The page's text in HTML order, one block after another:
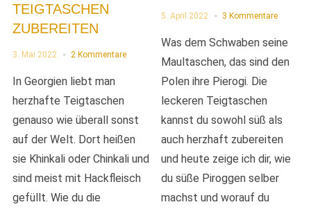
TEIGTASCHEN
ZUBEREITEN
3. Mai 2022 2 Kommentare
In Georgien liebt man
herzhafte Teigtaschen
genauso wie überall sonst
auf der Welt. Dort heißen
sie Khinkali oder Chinkali und
sind meist mit Hackfleisch
gefüllt. Wie du die
5. April 2022 3 Kommentare
Was dem Schwaben seine
Maultaschen, das sind den
Polen ihre Pierogi. Die
leckeren Teigtaschen
kannst du sowohl süß als
auch herzhaft zubereiten
und heute zeige ich dir, wie
du süße Piroggen selber
machst und worauf du